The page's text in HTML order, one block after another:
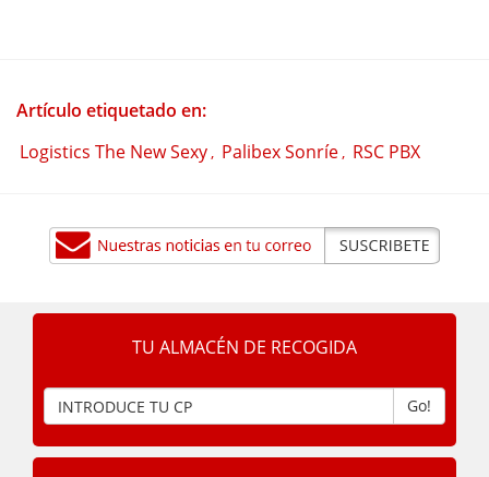
Artículo etiquetado en:
Logistics The New Sexy, Palibex Sonríe, RSC PBX
TU ALMACÉN DE RECOGIDA
Go!